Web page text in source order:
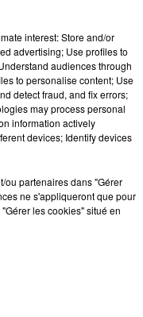
interest: Store and/or
advertising; Use profiles to
audiences through
to personalise content; Use
detect fraud, and fix errors;
may process personal
information actively
devices; Identify devices
ou partenaires dans "Gérer
ne s'appliqueront que pour
les cookies" situé en